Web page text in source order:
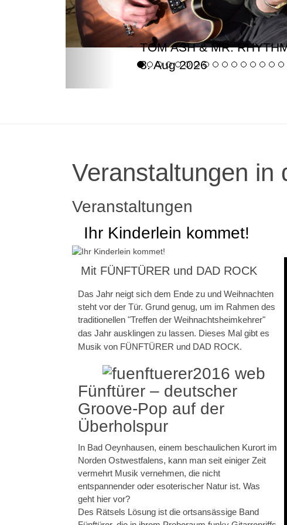
TOM ASH & MR.
8. Aug 2026
Veranstaltungen in
Veranstaltungen
Ihr Kinderlein kommet!
Mit FÜNFTÜRER und DAD ROCK
Das Jahr neigt sich dem Ende zu und Weihnachten
steht vor der Tür. Grund genug, um im Rahmen des
traditionellen "Treffen der Weihnachtsheimkehrer"
das Jahr ausklingen zu lassen. Dieses Mal gibt es
Musik von FÜNFTÜRER und DAD ROCK.
Fünftürer – deutscher
Groove-Pop auf der
Überholspur
In Bad Oeynhausen, einem beschaulichen Kurort im
Norden Ostwestfalens, kann man seit einiger Zeit
vermehrt Musik vernehmen, die nicht
entspannender oder esoterischer Natur ist. Was
geht hier vor?
Des Rätsels Lösung ist die ortsansässige Band